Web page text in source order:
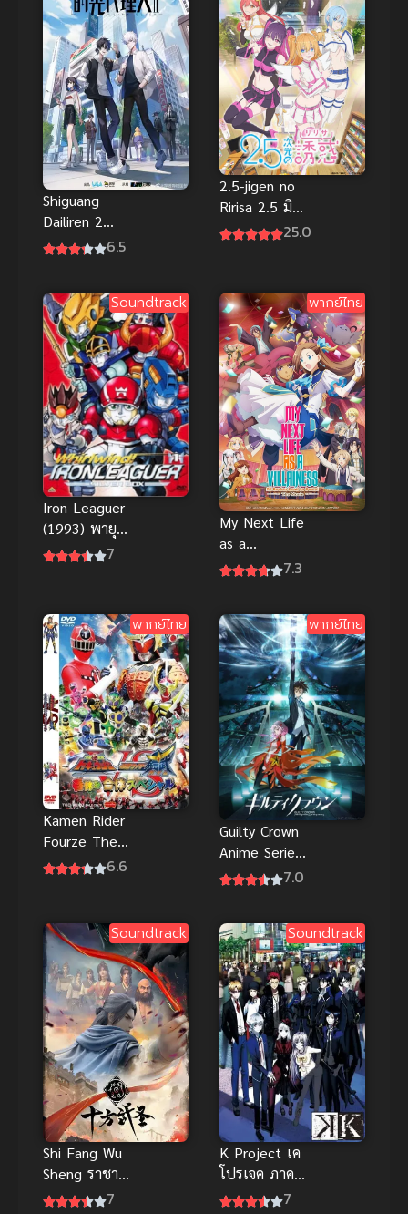
Shiguang
Dailiren 2
(Link Click
ภาค 2
6.5
2.5-jigen no
Ririsa 2.5 มิติ
ริริสะ (ซับ 25.0
Soundtrack
Iron Leaguer
(1993) พายุ
หมุน ไออ้อน
7
พากย์ไทย
My Next Life
as a
Villainess เกิด
พากย์ไทย
7.3
พากย์ไทย
Kamen Rider
Fourze The
Movie
Here! พากย์
ไทย
6.6
พากย์ไทย
Guilty Crown
Anime Series
ปฏิวัติหัตถ์7.0
Soundtrack
Shi Fang Wu
Sheng ราชา
นักบู๊สู้สิบทิศ
7
Soundtrack
K Project เค
โปรเจค ภาค
1
7